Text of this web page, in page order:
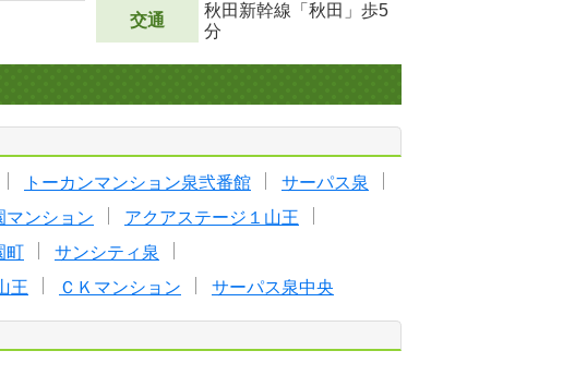
交通
秋田新幹線「秋田」歩5
分
トーカンマンション泉弐番館
サーパス泉
マンション
アクアステージ１山王
町
サンシティ泉
王 ＣＫマンション サーパス泉中央